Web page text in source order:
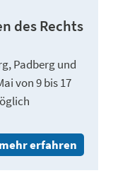
des Rechts
Padberg und
von 9 bis 17
mehr erfahren